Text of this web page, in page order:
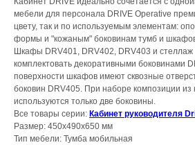
мебели для персонала DRIVE Operative
цвету, так и по используемым элементам:
формы и "кожаным" боковинам тумб и
Шкафы DRV401, DRV402, DRV403 и
комплектовать декоративными боковинами
поверхности шкафов имеют сквозные
боковин DRV405. При наборе композиции из
используются только две боковины.
Все товары серии: Кабинет руководителя
Размер: 450х490х650 мм
Тип мебели: Тумба мобильная